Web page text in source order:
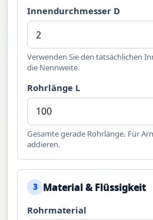
Innendurchmesser D
Verwenden Sie den tatsächlichen
die Nennweite.
Rohrlänge L
Gesamte gerade Rohrlänge. Für
addieren.
3 Material & Flüssigkeit
Rohrmaterial